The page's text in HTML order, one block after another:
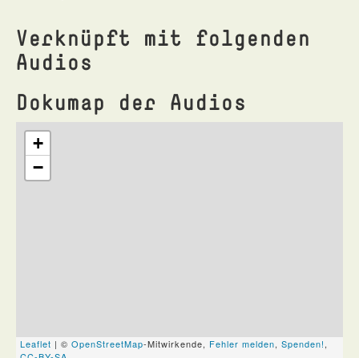
Verknüpft mit folgenden
Audios
Dokumap der Audios